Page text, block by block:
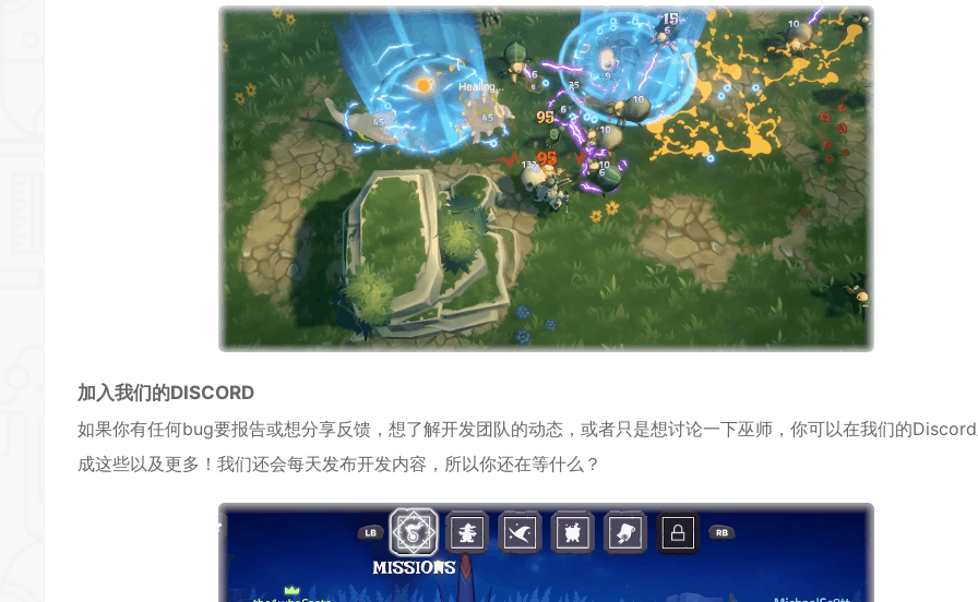
加入我们的DISCORD
如果你有任何bug要报告或想分享反馈，想了解开发团队的动态，或者只是想讨论一下巫师，你可以在我们的
成这些以及更多！我们还会每天发布开发内容，所以你还在等什么？